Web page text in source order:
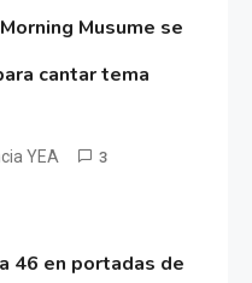
Musume se
cantar tema
YEA 3
46 en portadas de